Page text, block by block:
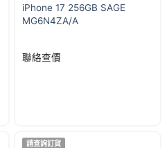
iPhone 17 256GB SAGE
MG6N4ZA/A
聯絡查價
請查詢訂貨